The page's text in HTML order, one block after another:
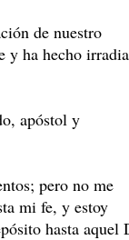
de nuestro
y ha hecho
apóstol y
pero no me
mi fe, y estoy
hasta aquel